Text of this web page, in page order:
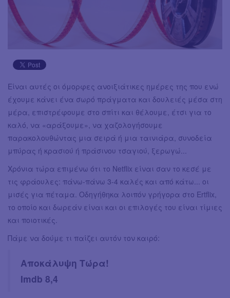
Είναι αυτές οι όμορφες ανοιξιάτικες ημέρες της που ενώ
έχουμε κάνει ένα σωρό πράγματα και δουλειές μέσα στη
μέρα, επιστρέφουμε στο σπίτι και θέλουμε, έτσι για το
καλό, να «αράξουμε», να χαζολογήσουμε
παρακολουθώντας μια σειρά ή μια ταινιάρα, συνοδεία
μπύρας ή κρασιού ή πράσινου τσαγιού, ξερωγώ...
Χρόνια τώρα επιμένω ότι το Netflix είναι σαν το κεσέ με
τις φράουλες: πάνω-πάνω 3-4 καλές και από κάτω... οι
μισές για πέταμα. Οδηγήθηκα λοιπόν γρήγορα στο Ertflix,
το οποίο και δωρεάν είναι και οι επιλογές του είναι τίμιες
και ποιοτικές.
Πάμε να δούμε τι παίζει αυτόν τον καιρό:
Αποκάλυψη Τώρα!
Imdb 8,4